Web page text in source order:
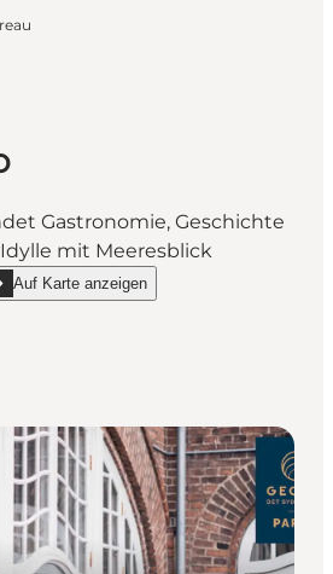
Gastronomie, Geschichte
mit Meeresblick
Kro"
Auf Karte anzeigen
Falsled Kro on_map